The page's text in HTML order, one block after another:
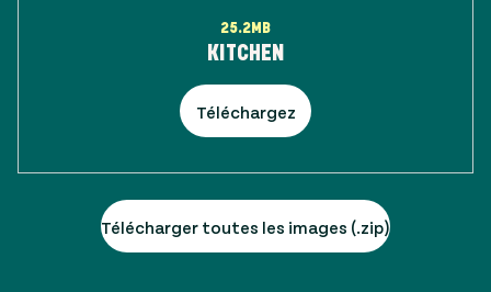
25.2MB
KITCHEN
Téléchargez
Télécharger toutes les images (.zip)